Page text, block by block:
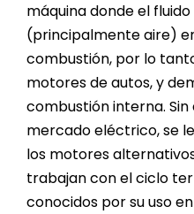
máquina donde el
(principalmente aire)
combustión, por lo
motores de autos, y
combustión interna.
mercado eléctrico, se
los motores
trabajan con el ciclo
conocidos por su uso